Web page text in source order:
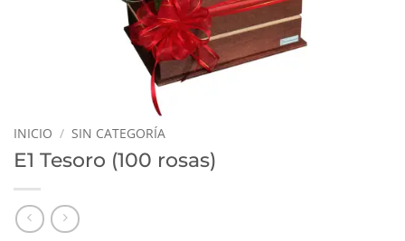
INICIO / SIN CATEGORÍA
E1 Tesoro (100 rosas)